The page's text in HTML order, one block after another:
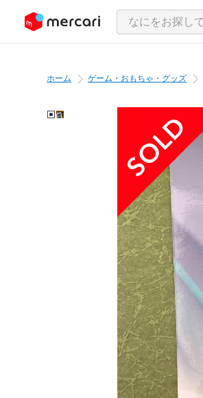
ツにスキップ
ホーム ゲーム・おもちゃ・グッズ